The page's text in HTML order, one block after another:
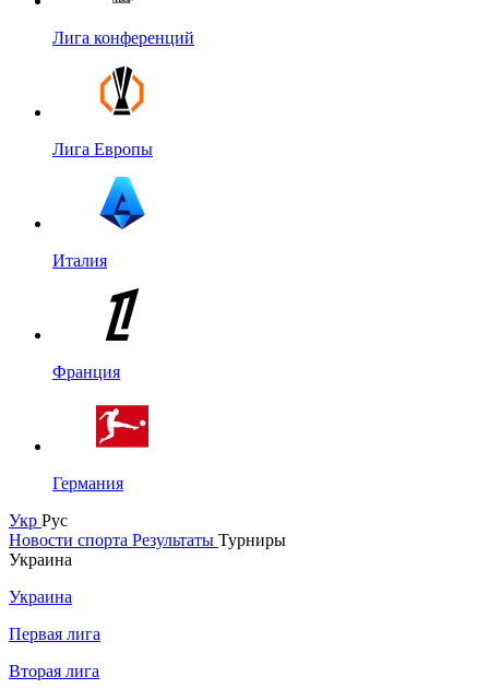
Лига конференций
Лига Европы
Италия
Франция
Германия
Укр Рус
Новости спорта Результаты Турниры
Украина
Украина
Первая лига
Вторая лига